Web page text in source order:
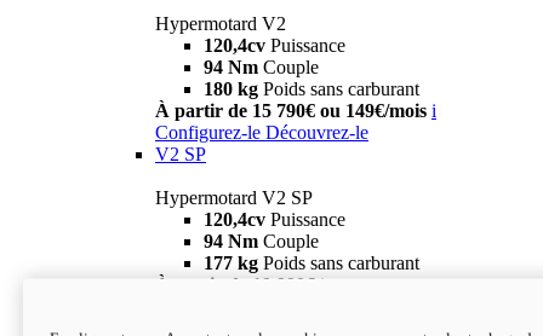
Hypermotard V2
120,4cv Puissance
94 Nm Couple
180 kg Poids sans carburant
À partir de 15 790€ ou 149€/mois i
Configurez-le Découvrez-le
V2 SP
Hypermotard V2 SP
120,4cv Puissance
94 Nm Couple
177 kg Poids sans carburant
À partir de 19 990€ i
new
V2 SP 100